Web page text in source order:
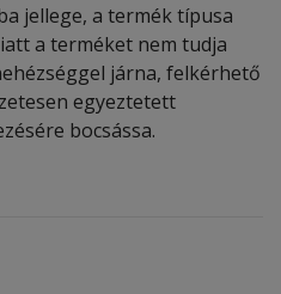
jellege, a termék típusa
a terméket nem tudja
járna, felkérhető
egyeztetett
bocsássa.